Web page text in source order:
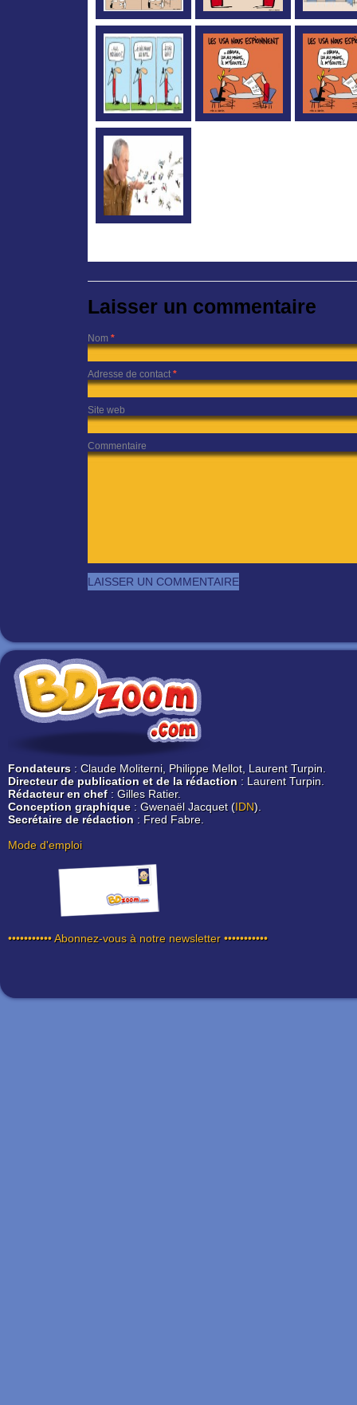
Laisser un commentaire
Nom *
Adresse de contact *
Site web
Commentaire
Fondateurs : Claude Moliterni, Philippe Mellot, Laurent Turpin.
Directeur de publication et de la rédaction : Laurent Turpin.
Rédacteur en chef: Gilles Ratier.
Conception graphique: Gwenaël Jacquet (IDN).
Secrétaire de rédaction : Fred Fabre.
Mode d'emploi
••••••••••• Abonnez-vous à notre newsletter •••••••••••